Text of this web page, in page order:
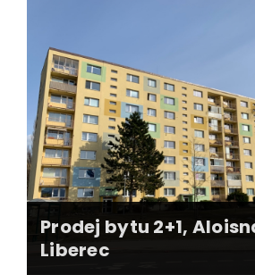
příprava nemovitosti k nájmu
inzerce a prezentace
prověření nájemníka
nájemní smlouvy + předání
správa nemovitosti po dobu
Prodej bytu 2+1,
Liberec